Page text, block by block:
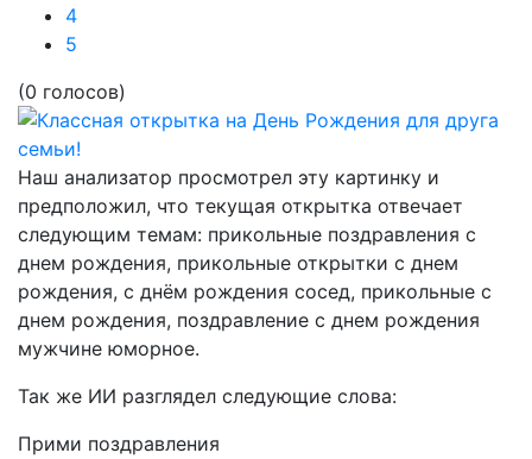
4
5
(0 голосов)
Наш анализатор просмотрел эту картинку и
предположил, что текущая открытка отвечает
следующим темам: прикольные поздравления с
днем рождения, прикольные открытки с днем
рождения, с днём рождения сосед, прикольные с
днем рождения, поздравление с днем рождения
мужчине юморное.
Так же ИИ разглядел следующие слова:
Прими поздравления